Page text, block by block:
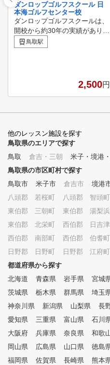
ダンロップゴルフスクール 日
本海ゴルフセンター校
ダンロップゴルフスクールは、
開校から約30年の実績があり、
現在、全国各地で約11,000名の
方に通っていただけるなど、
初心者から経験者までニーズに
沿ってレッスンを行っています
鳥取駅
2,500円
他のレッスン施設を探す
鳥取県のエリアで探す
鳥取
倉吉・三朝
米子・境港
鳥取県の市区町村で探す
鳥取市
米子市 倉吉市 境港
八頭郡 若桜町
八頭郡 智頭町
東伯郡 三朝町
東伯郡 湯梨
東伯郡 北栄町
西伯郡 日吉
西伯郡 南部町
西伯郡 伯耆町
日野郡 日野町
日野郡 江府町
都道府県から探す
北海道
青森県 岩手県 宮城
茨城県
栃木県 群馬県 埼玉
神奈川県
新潟県 山梨県 長
愛知県
三重県 富山県 石川
大阪府
兵庫県 奈良県 和歌
岡山県
広島県 山口県 徳島
福岡県
佐賀県 長崎県 熊本